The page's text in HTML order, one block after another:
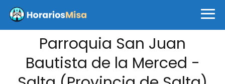
Parroquia San Juan
Bautista de la Merced -